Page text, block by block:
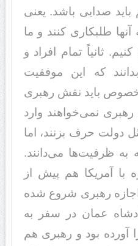
باید‌‌ صد‌‌ایی باشد‌‌. یعنی
طلبکاری کنند‌‌ و ما
ثانیاً تمام افراد‌‌ و
که این موفقیت
باید‌‌ نقش رهبری
رهبری نمی‌خواهند‌‌ وارد‌‌
د‌‌ولت حرف بزنند‌‌، اما
به ظرفیت‌ها می‌د‌‌انند‌‌.
با آمریکا هم پیش از
اجازه رهبری شروع شد‌‌ه
عمان د‌‌ر سفر به
آورد‌‌ه بود‌‌ و رهبری هم